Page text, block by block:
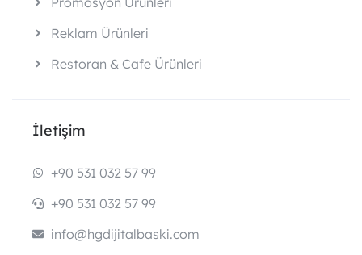
Reklam Ürünleri
Restoran & Cafe Ürünleri
İletişim
+90 531 032 57 99
+90 531 032 57 99
info@hgdijitalbaski.com